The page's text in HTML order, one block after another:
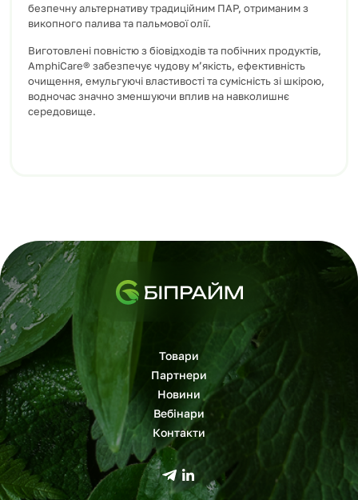
безпечну альтернативу традиційним ПАР, отриманим з
викопного палива та пальмової олії.
Виготовлені повністю з біовідходів та побічних продуктів,
AmphiCare® забезпечує чудову м’якість, ефективність
очищення, емульгуючі властивості та сумісність зі шкірою,
водночас значно зменшуючи вплив на навколишнє
середовище.
Товари
Партнери
Новини
Вебінари
Контакти